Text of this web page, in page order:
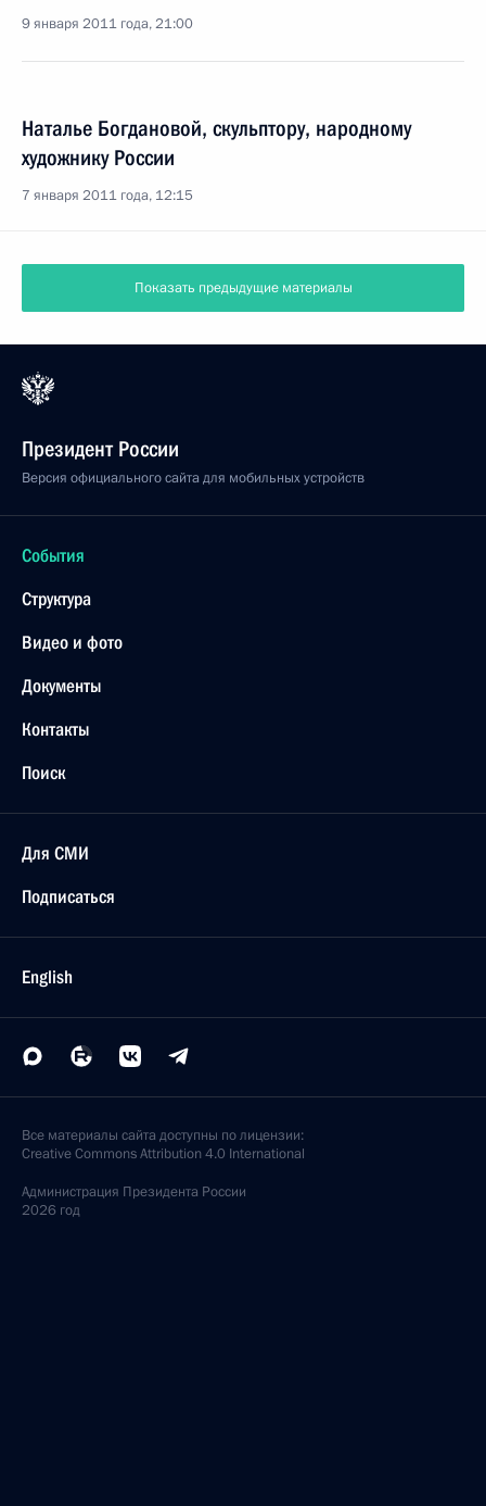
9 января 2011 года, 21:00
Наталье Богдановой, скульптору, народному
художнику России
7 января 2011 года, 12:15
Показать предыдущие материалы
Президент России
Версия официального сайта для мобильных устройств
События
Структура
Видео и фото
Документы
Контакты
Поиск
Для СМИ
Подписаться
English
Все материалы сайта доступны по лицензии:
Creative Commons Attribution 4.0 International
Администрация Президента России
2026 год